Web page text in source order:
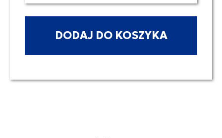
DODAJ DO KOSZYKA